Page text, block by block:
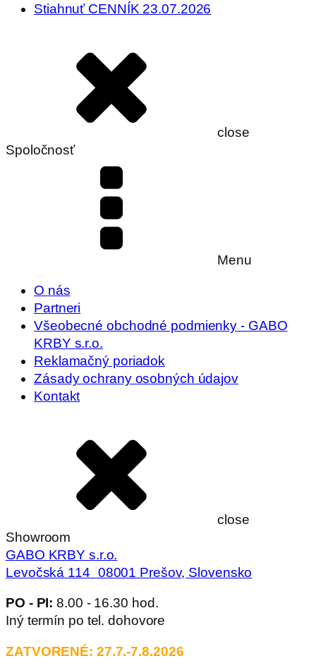
Stiahnuť CENNÍK 23.07.2026
close
Spoločnosť
Menu
O nás
Partneri
Všeobecné obchodné podmienky - GABO
KRBY s.r.o.
Reklamačný poriadok
Zásady ochrany osobných údajov
Kontakt
close
Showroom
GABO KRBY s.r.o.
Levočská 114 08001 Prešov, Slovensko
PO - PI: 8.00 - 16.30 hod.
Iný termín po tel. dohovore
ZATVORENÉ: 27.7.-7.8.2026